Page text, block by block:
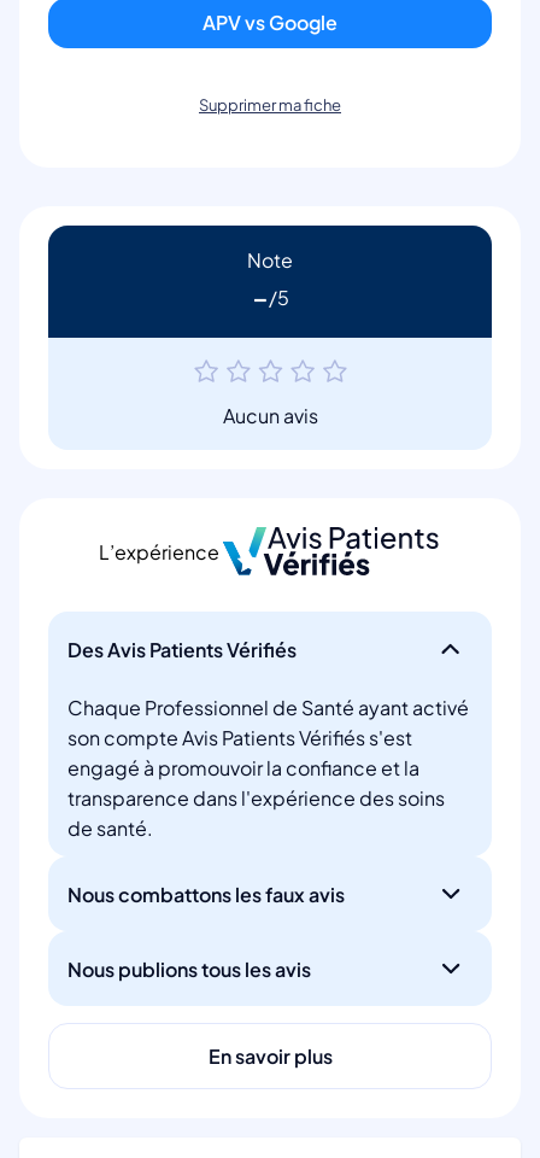
APV vs Google
Supprimer ma fiche
Note
-
Aucun avis
L’expérience
Des Avis Patients Vérifiés
Chaque Professionnel de Santé ayant activé
son compte Avis Patients Vérifiés s'est
engagé à promouvoir la confiance et la
transparence dans l'expérience des soins
de santé.
Nous combattons les faux avis
Nous publions tous les avis
En savoir plus